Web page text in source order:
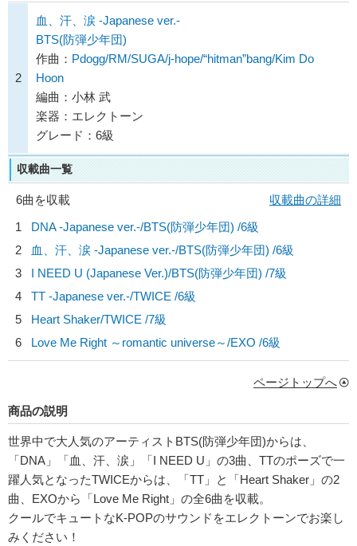
2
血、汗、涙 -Japanese ver.-
BTS(防弾少年団)
作曲： Pdogg/RM/SUGA/j-hope/“hitman”bang/Kim Do
Hoon
編曲：小林 武
楽器：エレクトーン
グレード：6級
収載曲一覧
6曲を収載
収載曲の詳細
1
DNA -Japanese ver.-/BTS(防弾少年団) /6級
2
血、汗、涙 -Japanese ver.-/BTS(防弾少年団) /6級
3
I NEED U (Japanese Ver.)/BTS(防弾少年団) /7級
4
TT -Japanese ver.-/TWICE /6級
5
Heart Shaker/TWICE /7級
6
Love Me Right ～romantic universe～/EXO /6級
ページトップへ
商品の説明
世界中で大人気のアーティストBTS(防弾少年団)からは、
「DNA」「血、汗、涙」「I NEED U」の3曲、TTのポーズで一
躍人気となったTWICEからは、「TT」と「Heart Shaker」の2
曲、EXOから「Love Me Right」の全6曲を収載。
クールでキュートなK-POPのサウンドをエレクトーンでお楽し
みください！